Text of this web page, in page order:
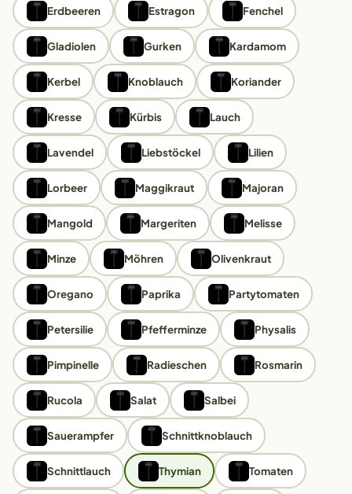
Erdbeeren Estragon Fenchel
Gladiolen Gurken Kardamom
Kerbel Knoblauch Koriander
Kresse Kürbis Lauch
Lavendel Liebstöckel Lilien
Lorbeer Maggikraut Majoran
Mangold Margeriten Melisse
Minze Möhren Olivenkraut
Oregano Paprika Partytomaten
Petersilie Pfefferminze Physalis
Pimpinelle Radieschen Rosmarin
Rucola Salat Salbei
Sauerampfer Schnittknoblauch
Schnittlauch Thymian Tomaten